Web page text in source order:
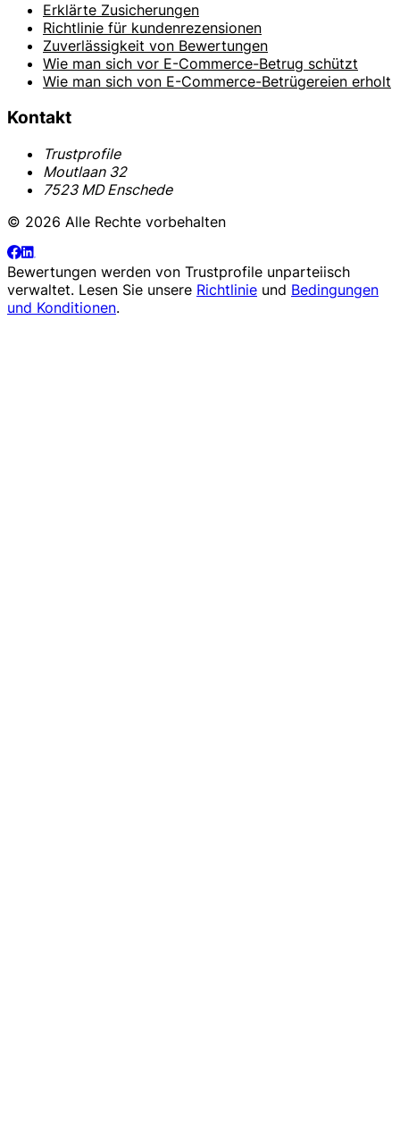
Erklärte Zusicherungen
Richtlinie für kundenrezensionen
Zuverlässigkeit von Bewertungen
Wie man sich vor E-Commerce-Betrug schützt
Wie man sich von E-Commerce-Betrügereien erholt
Kontakt
Trustprofile
Moutlaan 32
7523 MD Enschede
© 2026 Alle Rechte vorbehalten
Bewertungen werden von Trustprofile unparteiisch
verwaltet. Lesen Sie unsere Richtlinie und Bedingungen
und Konditionen.